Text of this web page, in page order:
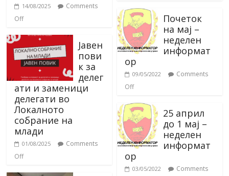
14/08/2025
Comments
Off
Јавен
пови
к за
делег
ати и заменици
делегати во
Локалното
собрание на
млади
01/08/2025
Comments
Off
Почеток
на мај –
неделен
информат
ор
09/05/2022
Comments
Off
25 април
до 1 мај –
неделен
информат
ор
03/05/2022
Comments